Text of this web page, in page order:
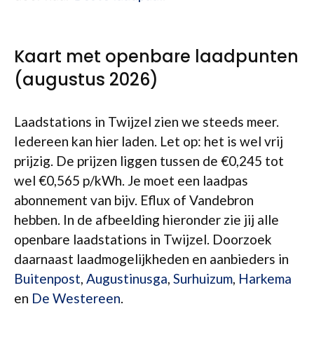
Kaart met openbare laadpunten
(augustus 2026)
Laadstations in Twijzel zien we steeds meer.
Iedereen kan hier laden. Let op: het is wel vrij
prijzig. De prijzen liggen tussen de €0,245 tot
wel €0,565 p/kWh. Je moet een laadpas
abonnement van bijv. Eflux of Vandebron
hebben. In de afbeelding hieronder zie jij alle
openbare laadstations in Twijzel. Doorzoek
daarnaast laadmogelijkheden en aanbieders in
Buitenpost, Augustinusga, Surhuizum, Harkema
en De Westereen.